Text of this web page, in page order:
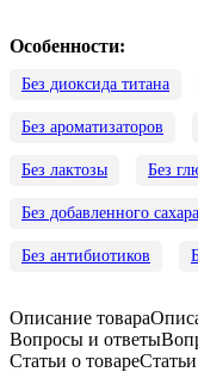
Особенности:
Без диоксида титана
Без ароматизаторов
Без лактозы Без
Без добавленного сахара
Без антибиотиков
Описание товара
Вопросы и ответы
Статьи о товареСтатьи